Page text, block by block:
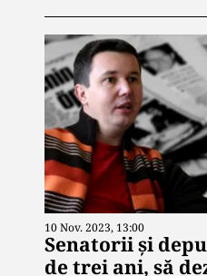
10 Nov. 2023, 13:00
Senatorii și
de trei ani, să